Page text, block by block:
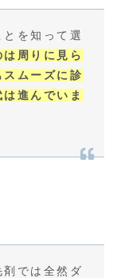
とを知って選
周りに見ら
ムーズに診
進んでいま
剤では全然ダ